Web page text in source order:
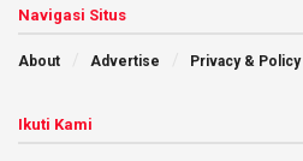
Navigasi Situs
About Advertise Privacy & Policy
Ikuti Kami